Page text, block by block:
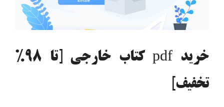
خرید pdf کتاب خارجی [تا 98%
تخفیف]